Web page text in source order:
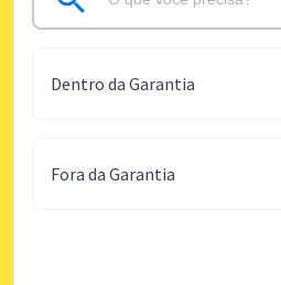
Dentro da Garantia
Fora da Garantia